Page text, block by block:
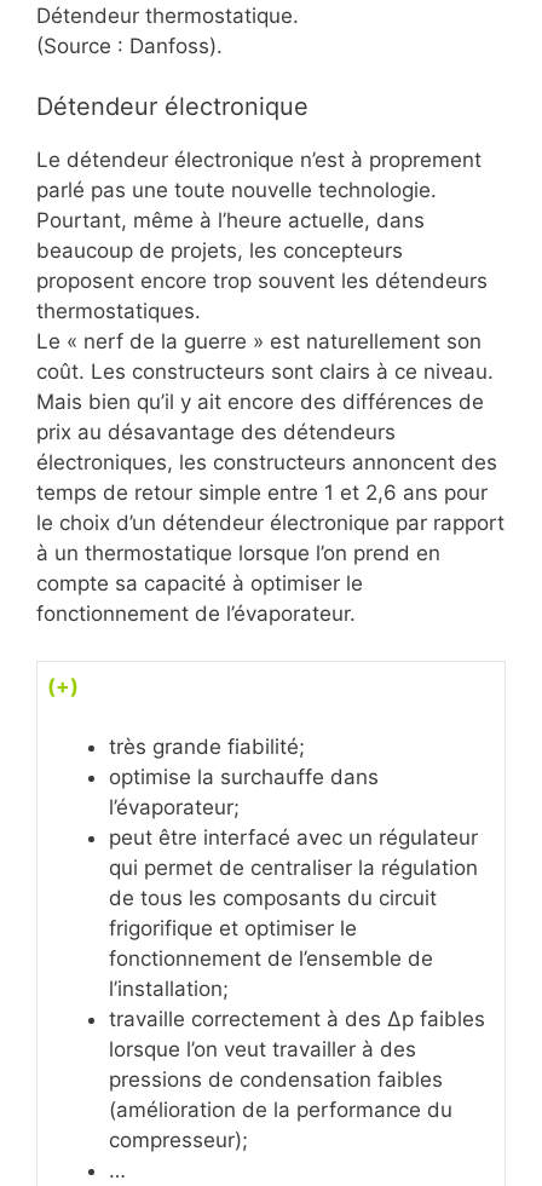
Détendeur thermostatique.
(Source : Danfoss).
Détendeur électronique
Le détendeur électronique n’est à proprement
parlé pas une toute nouvelle technologie.
Pourtant, même à l’heure actuelle, dans
beaucoup de projets, les concepteurs
proposent encore trop souvent les détendeurs
thermostatiques.
Le « nerf de la guerre » est naturellement son
coût. Les constructeurs sont clairs à ce niveau.
Mais bien qu’il y ait encore des différences de
prix au désavantage des détendeurs
électroniques, les constructeurs annoncent des
temps de retour simple entre 1 et 2,6 ans pour
le choix d’un détendeur électronique par rapport
à un thermostatique lorsque l’on prend en
compte sa capacité à optimiser le
fonctionnement de l’évaporateur.
(+)
très grande fiabilité;
optimise la surchauffe dans
l’évaporateur;
peut être interfacé avec un régulateur
qui permet de centraliser la régulation
de tous les composants du circuit
frigorifique et optimiser le
fonctionnement de l’ensemble de
l’installation;
travaille correctement à des Δp faibles
lorsque l’on veut travailler à des
pressions de condensation faibles
(amélioration de la performance du
compresseur);
…